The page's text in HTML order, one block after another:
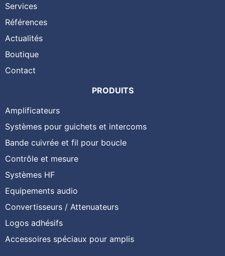
Services
Références
Actualités
Boutique
Contact
PRODUITS
Amplificateurs
Systèmes pour guichets et intercoms
Bande cuivrée et fil pour boucle
Contrôle et mesure
Systèmes HF
Equipements audio
Convertisseurs / Attenuateurs
Logos adhésifs
Accessoires spéciaux pour amplis